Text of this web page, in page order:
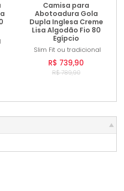
Camisa para
Abotoadura Gola
Dupla Inglesa Creme
Lisa Algodão Fio 80
Egípcio
Slim Fit ou tradicional
R$ 739,90
R$ 789,90